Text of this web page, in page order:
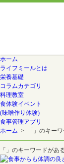
ホーム
ライフミールとは
栄養基礎
コラムカテゴリ
料理教室
食体験イベント
(味噌作り体験)
食事管理アプリ
ホーム > 「」のキー
「」のキーワードがあ